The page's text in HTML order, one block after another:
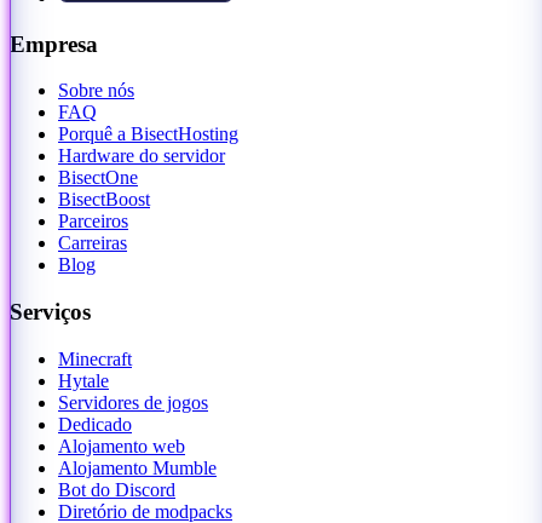
Empresa
Sobre nós
FAQ
Porquê a BisectHosting
Hardware do servidor
BisectOne
BisectBoost
Parceiros
Carreiras
Blog
Serviços
Minecraft
Hytale
Servidores de jogos
Dedicado
Alojamento web
Alojamento Mumble
Bot do Discord
Diretório de modpacks